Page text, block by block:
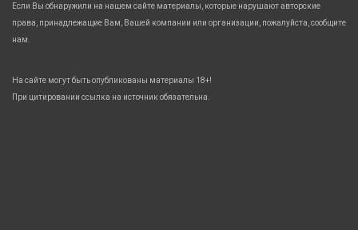
Если Вы обнаружили на нашем сайте материалы, которые нарушают авторские
права, принадлежащие Вам, Вашей компании или организации, пожалуйста, сообщите
нам.
На сайте могут быть опубликованы материалы 18+!
При цитировании ссылка на источник обязательна.